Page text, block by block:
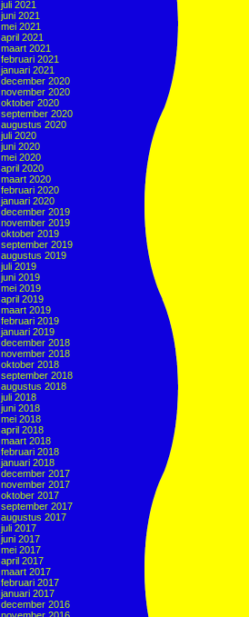
juli 2021
juni 2021
mei 2021
april 2021
maart 2021
februari 2021
januari 2021
december 2020
november 2020
oktober 2020
september 2020
augustus 2020
juli 2020
juni 2020
mei 2020
april 2020
maart 2020
februari 2020
januari 2020
december 2019
november 2019
oktober 2019
september 2019
augustus 2019
juli 2019
juni 2019
mei 2019
april 2019
maart 2019
februari 2019
januari 2019
december 2018
november 2018
oktober 2018
september 2018
augustus 2018
juli 2018
juni 2018
mei 2018
april 2018
maart 2018
februari 2018
januari 2018
december 2017
november 2017
oktober 2017
september 2017
augustus 2017
juli 2017
juni 2017
mei 2017
april 2017
maart 2017
februari 2017
januari 2017
december 2016